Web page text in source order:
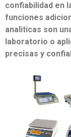
confiabilidad en
funciones
analiticas son
laboratorio o
precisas y